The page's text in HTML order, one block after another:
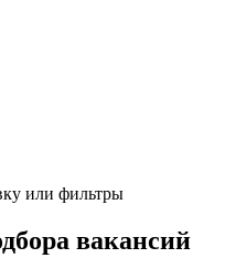
или фильтры
вакансий